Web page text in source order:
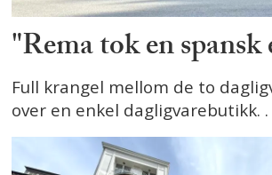
"Rema tok en spansk
Full krangel mellom de to
over en enkel dagligvarebutikk. .